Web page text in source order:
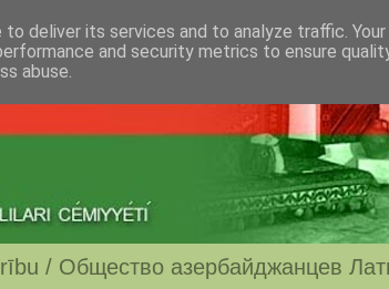
/ Общество азербайджанцев
deliver its services and to analyze traffic.
and security metrics to ensure
abuse.